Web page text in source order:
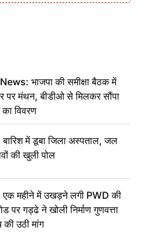
भाजपा की समीक्षा बैठक में
पर मंथन, बीडीओ से मिलकर सौंपा
विवरण
में डूबा जिला अस्पताल, जल
की खुली पोल
महीने में उखड़ने लगी PWD की
गड्ढे ने खोली निर्माण गुणवत्ता
उठी मांग